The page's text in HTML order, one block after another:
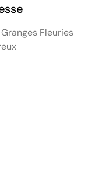
Fleuries